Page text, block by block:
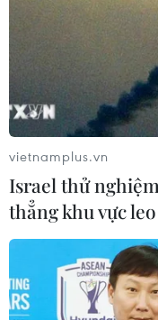
Người dân Palestine
trong cuộc biểu tình
Abbas đã bác bỏ
về công nhận các
vùng lãnh thổ
Trong bài phát
tế đoàn kết với
Liên hợp quốc,
vietnamplus.vn
Israel thử
thẳng khu vực